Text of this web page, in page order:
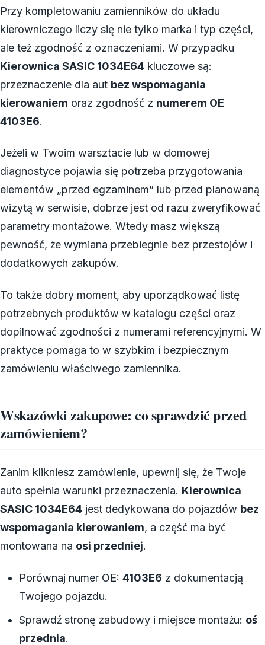
Przy kompletowaniu zamienników do układu
kierowniczego liczy się nie tylko marka i typ części,
ale też zgodność z oznaczeniami. W przypadku
Kierownica SASIC 1034E64 kluczowe są:
przeznaczenie dla aut bez wspomagania
kierowaniem oraz zgodność z numerem OE
4103E6.
Jeżeli w Twoim warsztacie lub w domowej
diagnostyce pojawia się potrzeba przygotowania
elementów „przed egzaminem” lub przed planowaną
wizytą w serwisie, dobrze jest od razu zweryfikować
parametry montażowe. Wtedy masz większą
pewność, że wymiana przebiegnie bez przestojów i
dodatkowych zakupów.
To także dobry moment, aby uporządkować listę
potrzebnych produktów w katalogu części oraz
dopilnować zgodności z numerami referencyjnymi. W
praktyce pomaga to w szybkim i bezpiecznym
zamówieniu właściwego zamiennika.
Wskazówki zakupowe: co sprawdzić przed
zamówieniem?
Zanim klikniesz zamówienie, upewnij się, że Twoje
auto spełnia warunki przeznaczenia. Kierownica
SASIC 1034E64 jest dedykowana do pojazdów bez
wspomagania kierowaniem, a część ma być
montowana na osi przedniej.
Porównaj numer OE: 4103E6 z dokumentacją
Twojego pojazdu.
Sprawdź stronę zabudowy i miejsce montażu: oś
przednia.